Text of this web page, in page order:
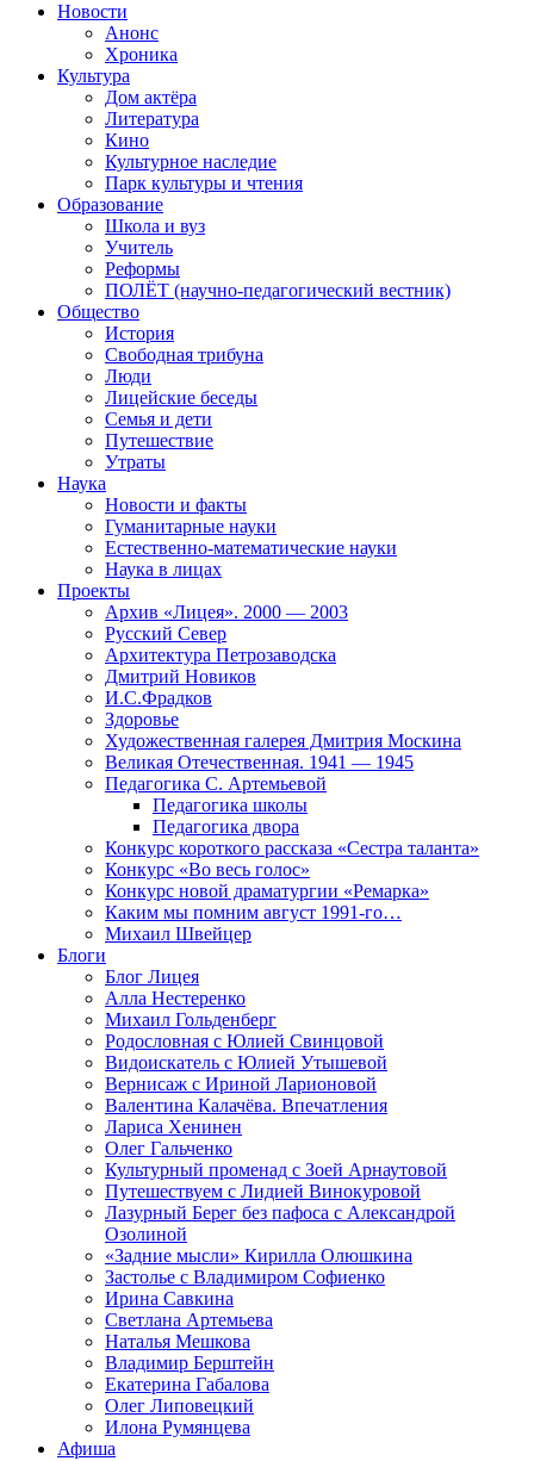
Новости
Анонс
Хроника
Культура
Дом актёра
Литература
Кино
Культурное наследие
Парк культуры и чтения
Образование
Школа и вуз
Учитель
Реформы
ПОЛЁТ (научно-педагогический вестник)
Общество
История
Свободная трибуна
Люди
Лицейские беседы
Семья и дети
Путешествие
Утраты
Наука
Новости и факты
Гуманитарные науки
Естественно-математические науки
Наука в лицах
Проекты
Архив «Лицея». 2000 — 2003
Русский Север
Архитектура Петрозаводска
Дмитрий Новиков
И.С.Фрадков
Здоровье
Художественная галерея Дмитрия Москина
Великая Отечественная. 1941 — 1945
Педагогика С. Артемьевой
Педагогика школы
Педагогика двора
Конкурс короткого рассказа «Сестра таланта»
Конкурс «Во весь голос»
Конкурс новой драматургии «Ремарка»
Каким мы помним август 1991-го…
Михаил Швейцер
Блоги
Блог Лицея
Алла Нестеренко
Михаил Гольденберг
Родословная с Юлией Свинцовой
Видоискатель с Юлией Утышевой
Вернисаж с Ириной Ларионовой
Валентина Калачёва. Впечатления
Лариса Хенинен
Олег Гальченко
Культурный променад с Зоей Арнаутовой
Путешествуем с Лидией Винокуровой
Лазурный Берег без пафоса с Александрой
Озолиной
«Задние мысли» Кирилла Олюшкина
Застолье с Владимиром Софиенко
Ирина Савкина
Светлана Артемьева
Наталья Мешкова
Владимир Берштейн
Екатерина Габалова
Олег Липовецкий
Илона Румянцева
Афиша